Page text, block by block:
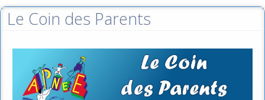
Le Coin des Parents